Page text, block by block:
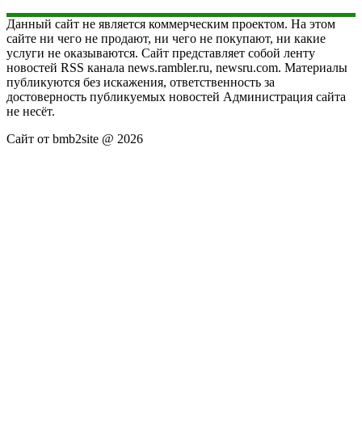
Данный сайт не является коммерческим проектом. На этом
сайте ни чего не продают, ни чего не покупают, ни какие
услуги не оказываются. Сайт представляет собой ленту
новостей RSS канала news.rambler.ru, newsru.com. Материалы
публикуются без искажения, ответственность за
достоверность публикуемых новостей Администрация сайта
не несёт.
Сайт от bmb2site @ 2026